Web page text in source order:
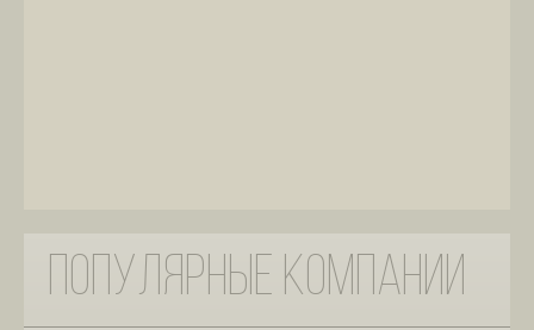
Популярные компании